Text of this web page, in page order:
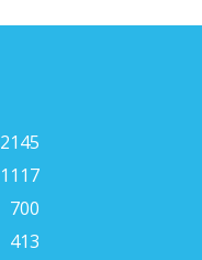
2145
1117
700
413